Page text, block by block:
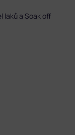
laků a Soak off